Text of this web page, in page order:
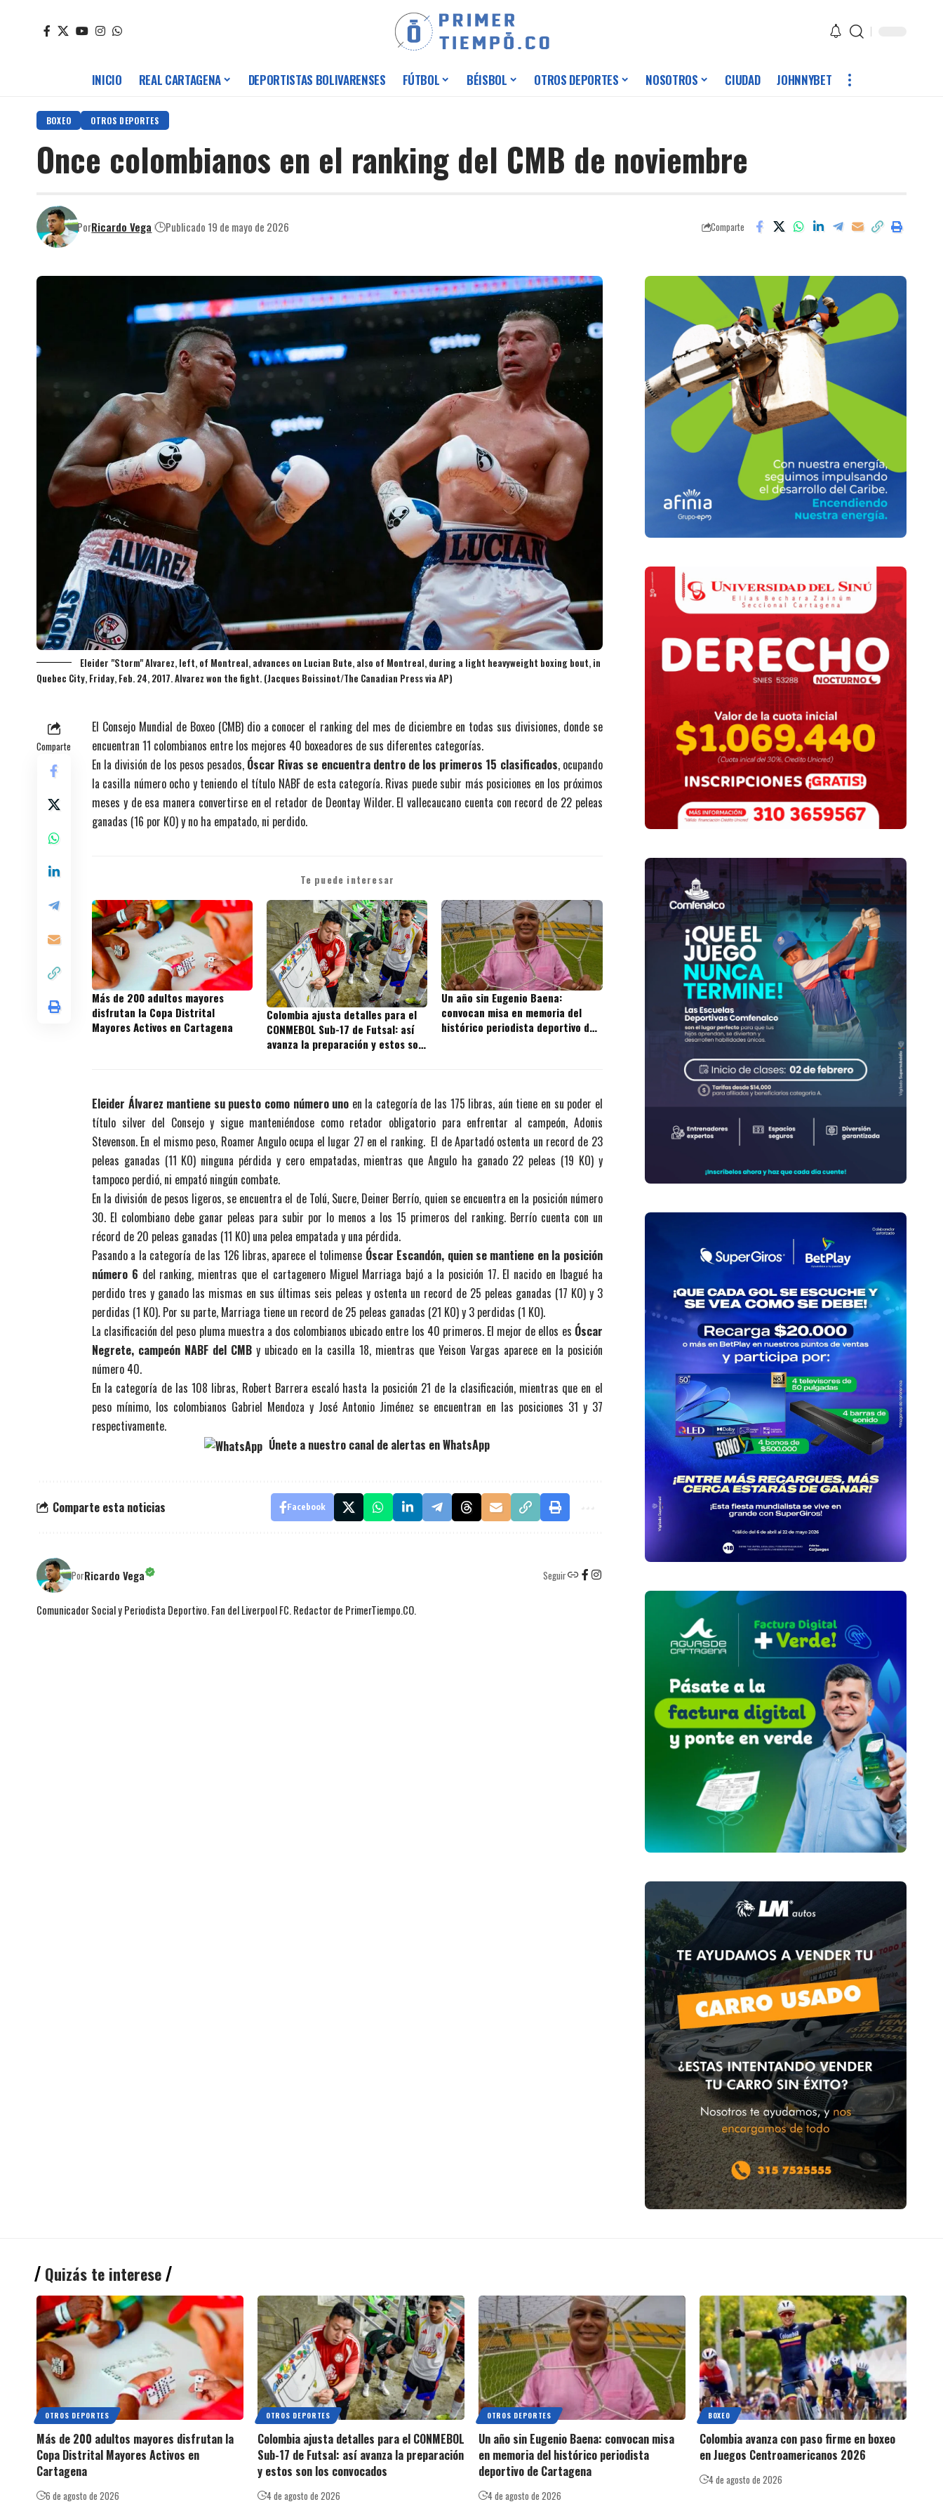
INICIO REAL CARTAGENA DEPORTISTAS BOLIVARENSES FÚTBOL BÉISBOL OTROS DEPORTES NOSOTROS CIUDAD JOHNNYBET
BOXEO OTROS DEPORTES
Once colombianos en el ranking del CMB de noviembre
PorRicardo Vega Publicado 19 de mayo de 2026 Comparte
Eleider "Storm" Alvarez, left, of Montreal, advances on Lucian Bute, also of Montreal, during a light heavyweight boxing bout, in
Quebec City, Friday, Feb. 24, 2017. Alvarez won the fight. (Jacques Boissinot/The Canadian Press via AP)
Comparte
El Consejo Mundial de Boxeo (CMB) dio a conocer el ranking del mes de diciembre en todas sus divisiones, donde se
encuentran 11 colombianos entre los mejores 40 boxeadores de sus diferentes categorías.
En la división de los pesos pesados, Óscar Rivas se encuentra dentro de los primeros 15 clasificados, ocupando
la casilla número ocho y teniendo el título NABF de esta categoría. Rivas puede subir más posiciones en los próximos
meses y de esa manera convertirse en el retador de Deontay Wilder. El vallecaucano cuenta con record de 22 peleas
ganadas (16 por KO) y no ha empatado, ni perdido.
Te puede interesar
Más de 200 adultos mayores
disfrutan la Copa Distrital
Mayores Activos en Cartagena
Colombia ajusta detalles para el
CONMEBOL Sub-17 de Futsal: así
avanza la preparación y estos son
Un año sin Eugenio Baena:
convocan misa en memoria del
histórico periodista deportivo de
Eleider Álvarez mantiene su puesto como número uno en la categoría de las 175 libras, aún tiene en su poder el
título silver del Consejo y sigue manteniéndose como retador obligatorio para enfrentar al campeón, Adonis
Stevenson. En el mismo peso, Roamer Angulo ocupa el lugar 27 en el ranking. El de Apartadó ostenta un record de 23
peleas ganadas (11 KO) ninguna pérdida y cero empatadas, mientras que Angulo ha ganado 22 peleas (19 KO) y
tampoco perdió, ni empató ningún combate.
En la división de pesos ligeros, se encuentra el de Tolú, Sucre, Deiner Berrío, quien se encuentra en la posición número
30. El colombiano debe ganar peleas para subir por lo menos a los 15 primeros del ranking. Berrío cuenta con un
récord de 20 peleas ganadas (11 KO) una pelea empatada y una pérdida.
Pasando a la categoría de las 126 libras, aparece el tolimense Óscar Escandón, quien se mantiene en la posición
número 6 del ranking, mientras que el cartagenero Miguel Marriaga bajó a la posición 17. El nacido en Ibagué ha
perdido tres y ganado las mismas en sus últimas seis peleas y ostenta un record de 25 peleas ganadas (17 KO) y 3
perdidas (1 KO). Por su parte, Marriaga tiene un record de 25 peleas ganadas (21 KO) y 3 perdidas (1 KO).
La clasificación del peso pluma muestra a dos colombianos ubicado entre los 40 primeros. El mejor de ellos es Óscar
Negrete, campeón NABF del CMBy ubicado en la casilla 18, mientras que Yeison Vargas aparece en la posición
número 40.
En la categoría de las 108 libras, Robert Barrera escaló hasta la posición 21 de la clasificación, mientras que en el
peso mínimo, los colombianos Gabriel Mendoza y José Antonio Jiménez se encuentran en las posiciones 31 y 37
respectivamente.
Únete a nuestro canal de alertas en WhatsApp
Comparte esta noticias Facebook
PorRicardo Vega Seguir
Comunicador Social y Periodista Deportivo. Fan del Liverpool FC. Redactor de PrimerTiempo.CO.
Quizás te interese
OTROS DEPORTES
Más de 200 adultos mayores disfrutan la
Copa Distrital Mayores Activos en
Cartagena
6 de agosto de 2026
OTROS DEPORTES
Colombia ajusta detalles para el CONMEBOL
Sub-17 de Futsal: así avanza la preparación
y estos son los convocados
4 de agosto de 2026
OTROS DEPORTES
Un año sin Eugenio Baena: convocan misa
en memoria del histórico periodista
deportivo de Cartagena
4 de agosto de 2026
BOXEO
Colombia avanza con paso firme en boxeo
en Juegos Centroamericanos 2026
4 de agosto de 2026